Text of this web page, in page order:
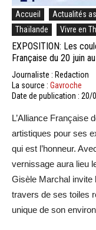
Accueil Actualités
Thaïlande
Vivre en
EXPOSITION: Les
Française du 20 juin
Journaliste : Redaction
La source : Gavroche
Date de publication : 20/
L’Alliance Française
artistiques pour ses
qui est l’honneur.
vernissage aura lieu
Gisèle Marchal invite
travers de ses toiles
unique de son